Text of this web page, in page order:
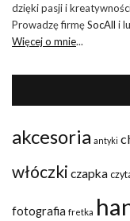
dzięki pasji i
Prowadzę firmęSocAll i
Więcej o mnie...
akcesoria antyki
włóczki czapka
fotografia fretka